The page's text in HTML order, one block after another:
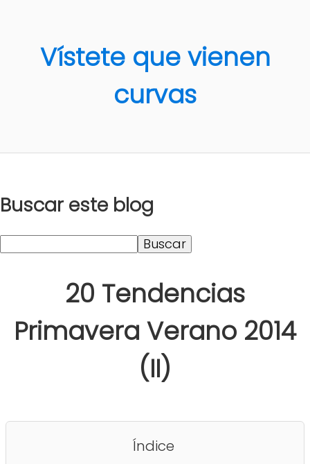
Vístete que vienen
curvas
Buscar este blog
20 Tendencias
Primavera Verano 2014
(II)
Índice